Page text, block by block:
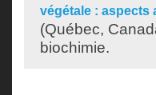
végétale : aspects
(Québec,
biochimie.